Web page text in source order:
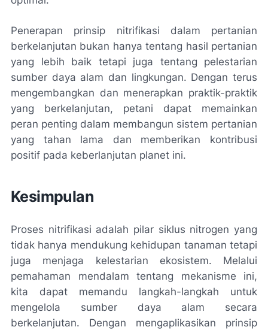
Penerapan prinsip nitrifikasi dalam pertanian
berkelanjutan bukan hanya tentang hasil pertanian
yang lebih baik tetapi juga tentang pelestarian
sumber daya alam dan lingkungan. Dengan terus
mengembangkan dan menerapkan praktik-praktik
yang berkelanjutan, petani dapat memainkan
peran penting dalam membangun sistem pertanian
yang tahan lama dan memberikan kontribusi
positif pada keberlanjutan planet ini.
Kesimpulan
Proses nitrifikasi adalah pilar siklus nitrogen yang
tidak hanya mendukung kehidupan tanaman tetapi
juga menjaga kelestarian ekosistem. Melalui
pemahaman mendalam tentang mekanisme ini,
kita dapat memandu langkah-langkah untuk
mengelola sumber daya alam secara
berkelanjutan. Dengan mengaplikasikan prinsip